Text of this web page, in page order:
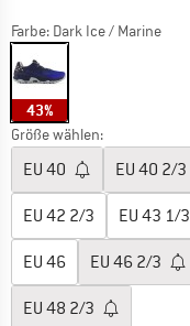
Farbe: Dark Ice / Marine
43%
Größe wählen:
EU 40 EU 40 2/3
EU 42 2/3 EU 43 1/3
EU 46 EU 46 2/3
EU 48 2/3